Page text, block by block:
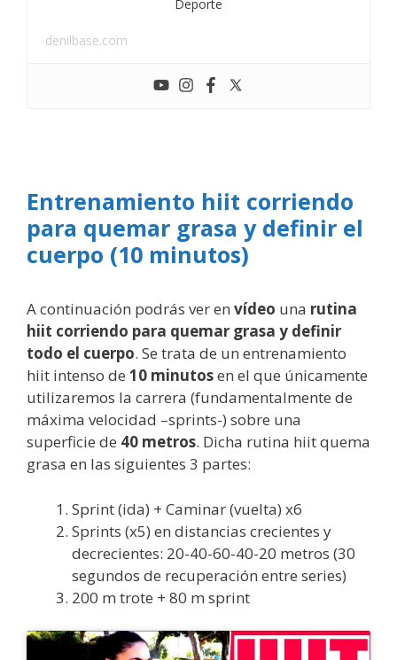
Deporte
denilbase.com
Entrenamiento hiit corriendo
para quemar grasa y definir el
cuerpo (10 minutos)
A continuación podrás ver en vídeo una rutina
hiit corriendo para quemar grasa y definir
todo el cuerpo. Se trata de un entrenamiento
hiit intenso de 10 minutosen el que únicamente
utilizaremos la carrera (fundamentalmente de
máxima velocidad –sprints-) sobre una
superficie de 40 metros. Dicha rutina hiit quema
grasa en las siguientes 3 partes:
Sprint (ida) + Caminar (vuelta) x6
Sprints (x5) en distancias crecientes y
decrecientes: 20-40-60-40-20 metros (30
segundos de recuperación entre series)
200 m trote + 80 m sprint